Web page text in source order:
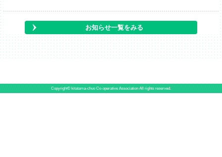
お知らせ一覧をみる
Copyright© kitatama-chuo Co-operative Association All rights reserved.